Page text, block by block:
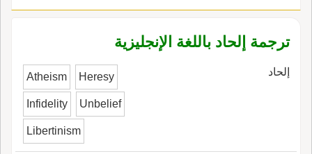
ترجمة إلحاد باللغة الإنجليزية
إلحاد Atheism Heresy
Infidelity Unbelief
Libertinism